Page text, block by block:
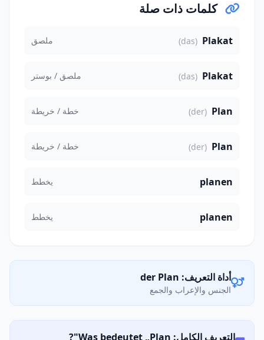
كلمات ذات صلة
Plakat
(das) ملصق
Plakat
(das) ملصق / بوستر
Plan
(der) خطة / خريطة
Plan
(der) خطة / خريطة
planen يخطط
planen يخطط
أداة التعريف: der Plan
الجنس والإعراب والجمع
التعريف الكامل: Was bedeutet „Plan"?